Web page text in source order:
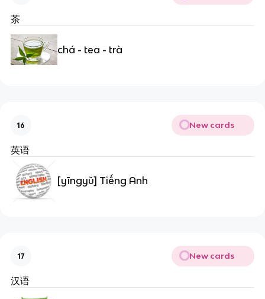
茶
chá - tea - trà
16 New cards
英语
[yīngyǔ] Tiếng Anh
17 New cards
汉语